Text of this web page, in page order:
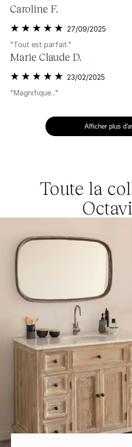
Caroline F.
27/09/2025
"Tout est parfait."
Marie Claude D.
23/02/2025
"Magnifique..."
Afficher plus
Toute la